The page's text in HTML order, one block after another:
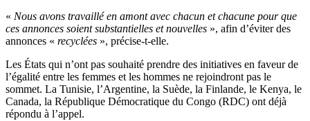
« Nous avons travaillé en amont avec chacun et chacune pour que
ces annonces soient substantielles et nouvelles », afin d’éviter des
annonces « recyclées », précise-t-elle.
Les États qui n’ont pas souhaité prendre des initiatives en faveur de
l’égalité entre les femmes et les hommes ne rejoindront pas le
sommet. La Tunisie, l’Argentine, la Suède, la Finlande, le Kenya, le
Canada, la République Démocratique du Congo (RDC) ont déjà
répondu à l’appel.